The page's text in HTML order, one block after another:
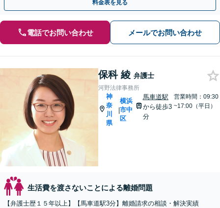
料金表を見る
電話でお問い合わせ メールでお問い合わせ
保科 綾 弁護士
河野法律事務所
神
奈
川
県
|
横浜
市中
区
馬車道駅
から徒歩3
分
営業時間：09:30
~17:00（平日）
生活費を渡さないことによる離婚問題
【弁護士歴１５年以上】【馬車道駅3分】離婚請求の相談・解決実績